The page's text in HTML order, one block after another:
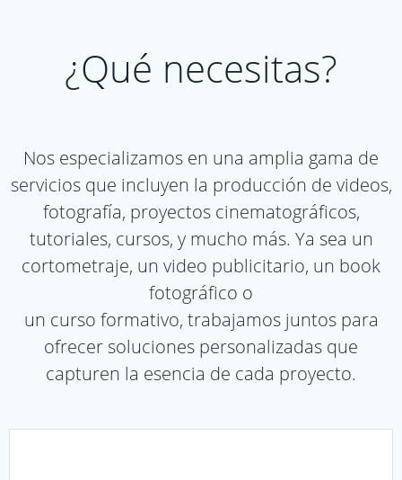
¿Qué necesitas?
Nos especializamos en una amplia gama de
servicios que incluyen la producción de videos,
fotografía, proyectos cinematográficos,
tutoriales, cursos, y mucho más. Ya sea un
cortometraje, un video publicitario, un book
fotográfico o
un curso formativo, trabajamos juntos para
ofrecer soluciones personalizadas que
capturen la esencia de cada proyecto.